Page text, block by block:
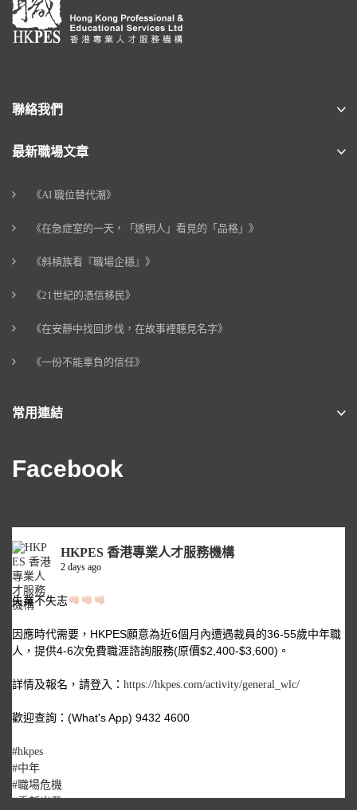
聯絡我們
最新職場文章
《AI 職位替代潮》
《在急症室的一天，「透明人」看見的「品格」》
《斜槓族看『職場企穩』》
《21世紀的憑信移民》
《在安靜中找回步伐，在故事裡聽見名字》
《一份不能辜負的信任》
常用連結
Facebook
HKPES 香港專業人才服務機構
2 days ago
失業不失志
因應時代需要，HKPES願意為近6個月內遭遇裁員的36-55歲中年職
人，提供4-6次免費職涯諮詢服務(原價$2,400-$3,600)。
詳情及報名，請登入： https://hkpes.com/activity/general_wlc/
歡迎查詢：(What's App) 9432 4600
#hkpes
#中年
#職場危機
#重新出發